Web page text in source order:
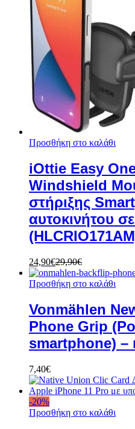
Προσθήκη στο καλάθι
iOttie Easy
Windshield
στήριξης
αυτοκινήτου
24,90€29,90€
Προσθήκη στο καλάθι
Vonmählen
Phone Grip
smartphone) –
7,40€
-20%
Προσθήκη στο καλάθι